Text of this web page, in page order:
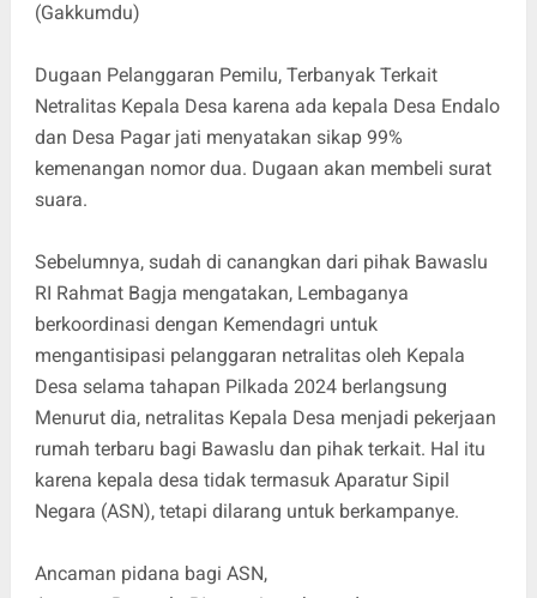
(Gakkumdu)
Dugaan Pelanggaran Pemilu, Terbanyak Terkait
Netralitas Kepala Desa karena ada kepala Desa Endalo
dan Desa Pagar jati menyatakan sikap 99%
kemenangan nomor dua. Dugaan akan membeli surat
suara.
Sebelumnya, sudah di canangkan dari pihak Bawaslu
RI Rahmat Bagja mengatakan, Lembaganya
berkoordinasi dengan Kemendagri untuk
mengantisipasi pelanggaran netralitas oleh Kepala
Desa selama tahapan Pilkada 2024 berlangsung
Menurut dia, netralitas Kepala Desa menjadi pekerjaan
rumah terbaru bagi Bawaslu dan pihak terkait. Hal itu
karena kepala desa tidak termasuk Aparatur Sipil
Negara (ASN), tetapi dilarang untuk berkampanye.
Ancaman pidana bagi ASN,